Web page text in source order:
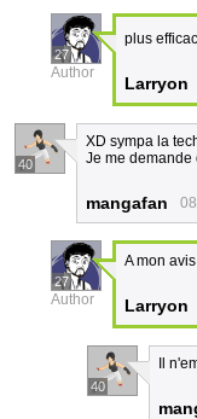
27
Author
plus
Larryon
40
XD sympa la
Je me demande
mangafan
27
Author
A mon
Larryon
40
Il